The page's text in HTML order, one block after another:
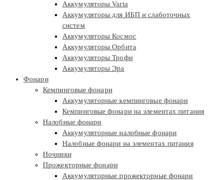
Аккумуляторы Varta
Аккумуляторы для ИБП и слаботочных
систем
Аккумуляторы Космос
Аккумуляторы Орбита
Аккумуляторы Трофи
Аккумуляторы Эра
Фонари
Кемпинговые фонари
Аккумуляторные кемпинговые фонари
Кемпинговые фонари на элементах питания
Налобные фонари
Аккумуляторные налобные фонари
Налобные фонари на элементах питания
Ночники
Прожекторные фонари
Аккумуляторные прожекторные фонари